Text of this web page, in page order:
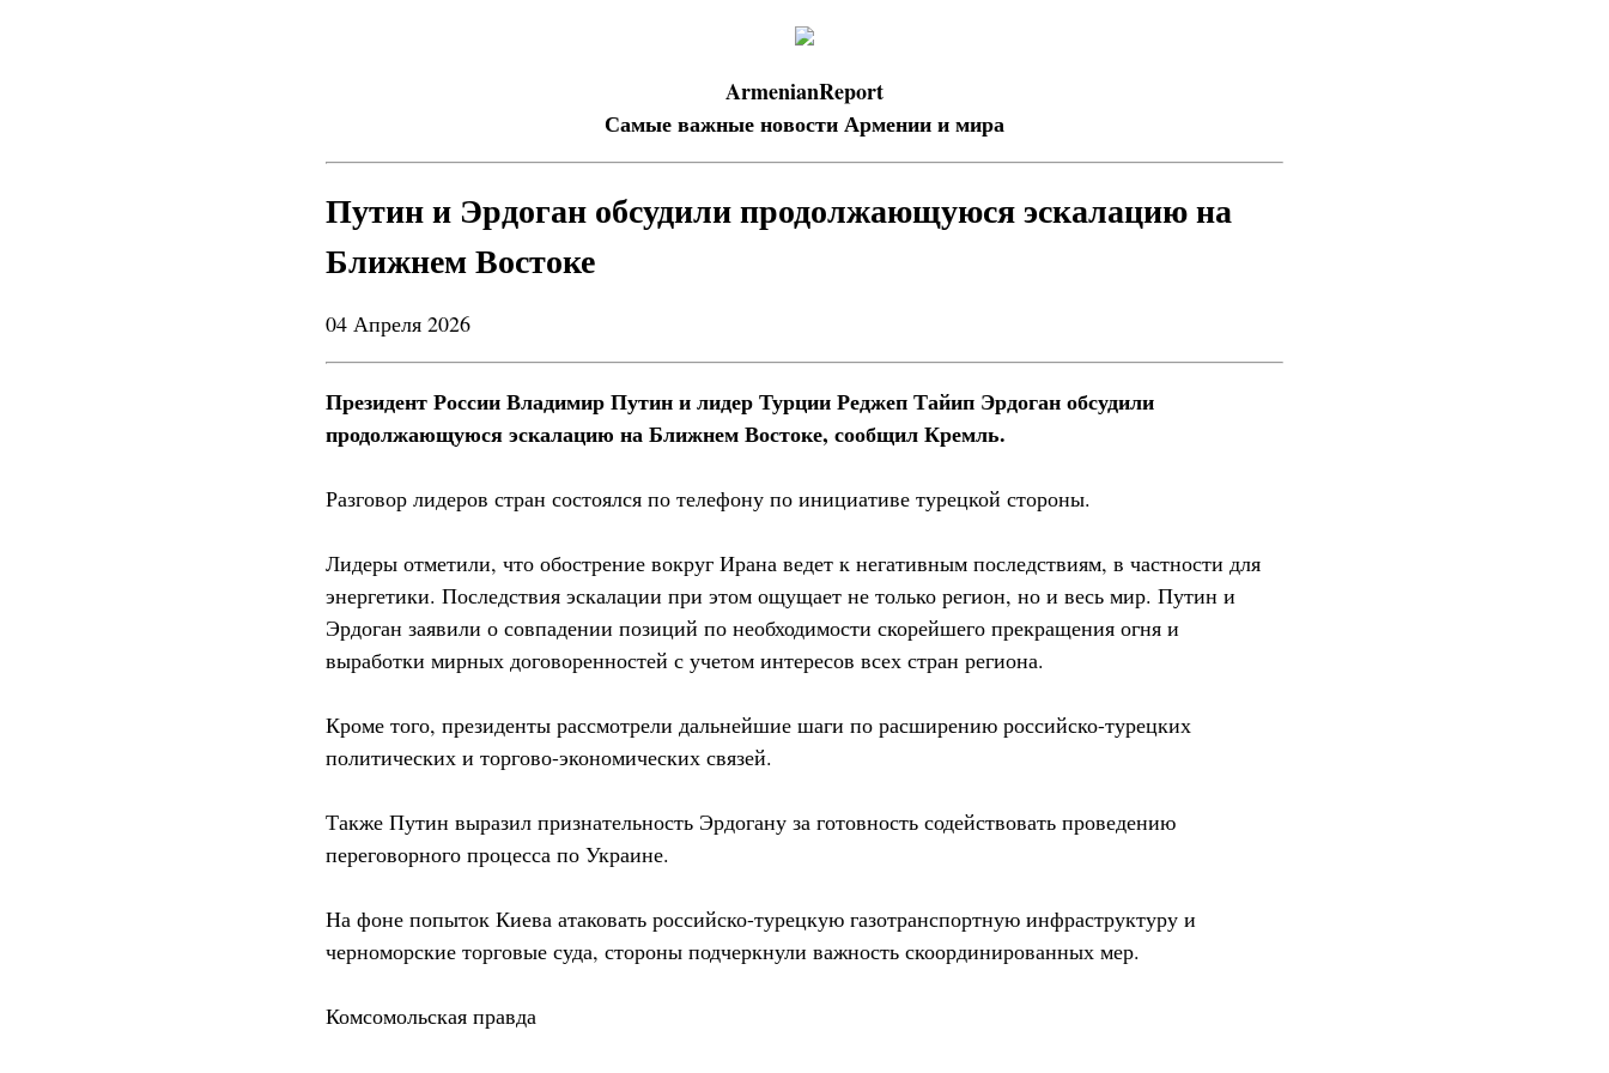
ArmenianReport
Самые важные новости Армении и мира
Путин и Эрдоган обсудили продолжающуюся эскалацию на
Ближнем Востоке
04 Апреля 2026
Президент России Владимир Путин и лидер Турции Реджеп Тайип Эрдоган обсудили
продолжающуюся эскалацию на Ближнем Востоке, сообщил Кремль.
Разговор лидеров стран состоялся по телефону по инициативе турецкой стороны.
Лидеры отметили, что обострение вокруг Ирана ведет к негативным последствиям, в частности для
энергетики. Последствия эскалации при этом ощущает не только регион, но и весь мир. Путин и
Эрдоган заявили о совпадении позиций по необходимости скорейшего прекращения огня и
выработки мирных договоренностей с учетом интересов всех стран региона.
Кроме того, президенты рассмотрели дальнейшие шаги по расширению российско-турецких
политических и торгово-экономических связей.
Также Путин выразил признательность Эрдогану за готовность содействовать проведению
переговорного процесса по Украине.
На фоне попыток Киева атаковать российско-турецкую газотранспортную инфраструктуру и
черноморские торговые суда, стороны подчеркнули важность скоординированных мер.
Комсомольская правда